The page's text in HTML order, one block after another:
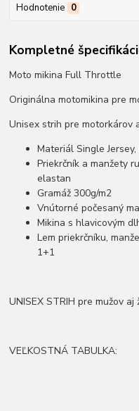
Hodnotenie 0
Kompletné
Moto mikina Full Throttle
Originálna motomikina pre
Unisex strih pre motorkárov
Materiál Single
Priekrčník a manžety
elastan
Gramáž 300g/m2
Vnútorné počesaný
Mikina s hlavicovým
Lem priekrčníku,
1+1
UNISEX STRIH pre mužov aj
VEĽKOSTNÁ TABULKA: